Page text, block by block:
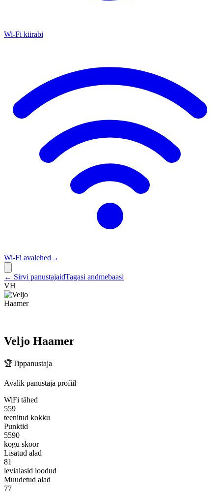
Wi-Fi kiirabi
Wi‑Fi avalehed →
← Sirvi panustajaidTagasi andmebaasi
VH
Veljo Haamer
🏆Tippanustaja
Avalik panustaja profiil
WiFi tähed
559
teenitud kokku
Punktid
5590
kogu skoor
Lisatud alad
81
levialasid loodud
Muudetud alad
77